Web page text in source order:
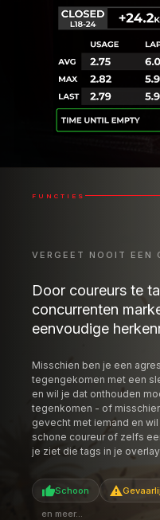
FUNCTIES
VERGEET NOOIT EEN
Door coureurs te
concurrenten
eenvoudige
Misschien ben je een
tegengekomen met een
en wil je dat onthouden
tegenkomen - of
gevecht met iemand en
schone coureur of zelfs
je ziet die tags in je
Schoon
en meer...